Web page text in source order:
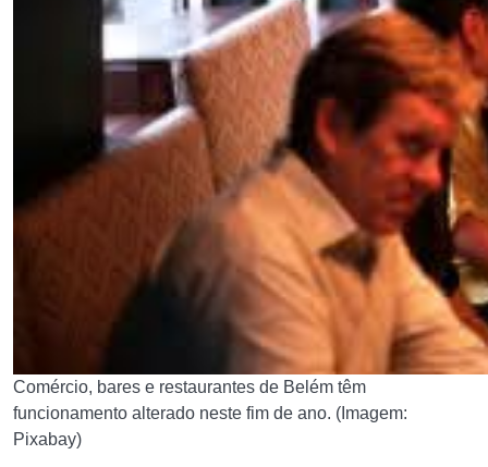
Comércio, bares e restaurantes de Belém têm
funcionamento alterado neste fim de ano. (Imagem:
Pixabay)